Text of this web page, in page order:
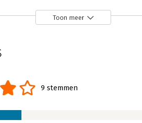
je omgaat. Laten zien wat je voelt.
gekregen hebben. Maar zodra de
opgevolgd. Is de basis tot
te werk gaan om dat te bereiken
Toon meer
9 stemmen